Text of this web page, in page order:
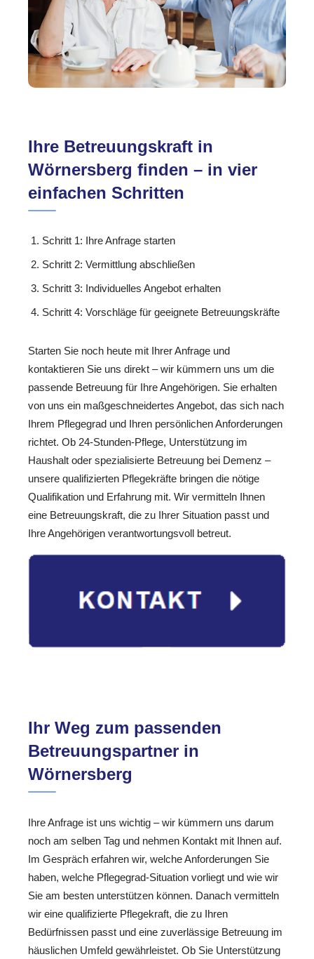
Ihre Betreuungskraft in
Wörnersberg finden – in vier
einfachen Schritten
Schritt 1: Ihre Anfrage starten
Schritt 2: Vermittlung abschließen
Schritt 3: Individuelles Angebot erhalten
Schritt 4: Vorschläge für geeignete Betreuungskräfte
Starten Sie noch heute mit Ihrer Anfrage und
kontaktieren Sie uns direkt – wir kümmern uns um die
passende Betreuung für Ihre Angehörigen. Sie erhalten
von uns ein maßgeschneidertes Angebot, das sich nach
Ihrem Pflegegrad und Ihren persönlichen Anforderungen
richtet. Ob 24-Stunden-Pflege, Unterstützung im
Haushalt oder spezialisierte Betreuung bei Demenz –
unsere qualifizierten Pflegekräfte bringen die nötige
Qualifikation und Erfahrung mit. Wir vermitteln Ihnen
eine Betreuungskraft, die zu Ihrer Situation passt und
Ihre Angehörigen verantwortungsvoll betreut.
Ihr Weg zum passenden
Betreuungspartner in
Wörnersberg
Ihre Anfrage ist uns wichtig – wir kümmern uns darum
noch am selben Tag und nehmen Kontakt mit Ihnen auf.
Im Gespräch erfahren wir, welche Anforderungen Sie
haben, welche Pflegegrad-Situation vorliegt und wie wir
Sie am besten unterstützen können. Danach vermitteln
wir eine qualifizierte Pflegekraft, die zu Ihren
Bedürfnissen passt und eine zuverlässige Betreuung im
häuslichen Umfeld gewährleistet. Ob Sie Unterstützung